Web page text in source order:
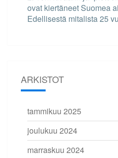
ovat kiertäneet Suomea
Edellisestä mitalista 25
ARKISTOT
tammikuu 2025
joulukuu 2024
marraskuu 2024